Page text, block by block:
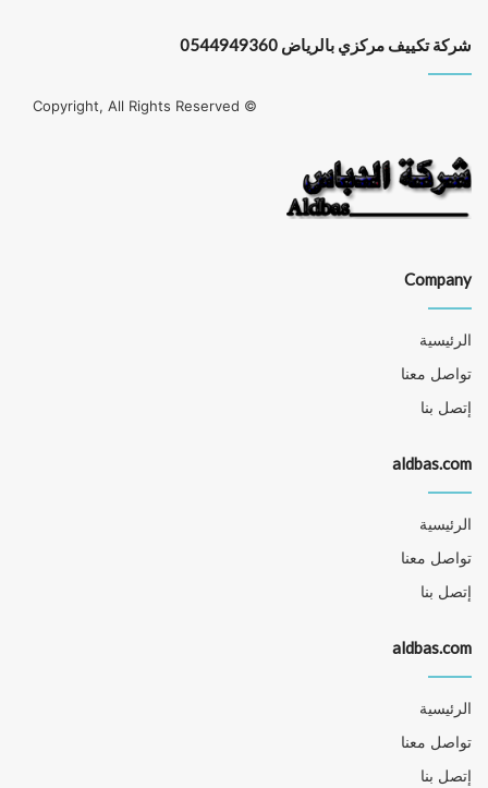
شركة تكييف مركزي بالرياض 0544949360
© Copyright, All Rights Reserved
Company
الرئيسية
تواصل معنا
إتصل بنا
aldbas.com
الرئيسية
تواصل معنا
إتصل بنا
aldbas.com
الرئيسية
تواصل معنا
إتصل بنا